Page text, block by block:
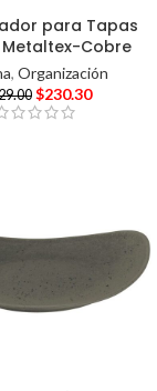
para Tapas
Cobre
, Organización
$230.30